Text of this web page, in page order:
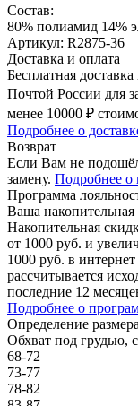
Состав:
80% полиамид 14%
Артикул: R2875-36
Доставка и оплата
Бесплатная
Почтой России для
менее 10000 ₽
Подробнее о
Возврат
Если Вам не
замену. Подробнее о
Программа
Ваша накопительная
Накопительная
от 1000 руб. и
1000 руб. в
рассчитывается
последние 12
Подробнее о
Определение размера
Обхват под грудью,
68-72
73-77
78-82